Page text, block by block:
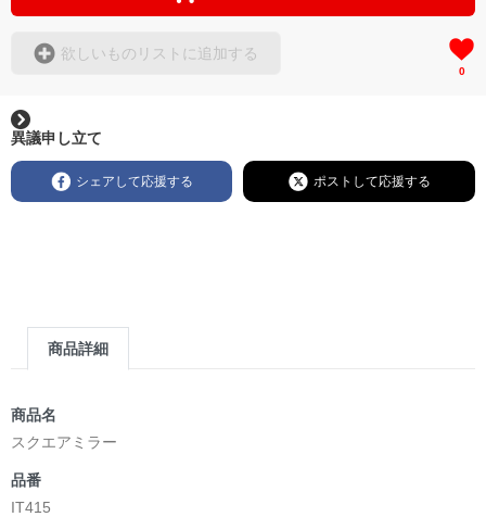
欲しいものリストに追加する
0
異議申し立て
シェアして応援する ポストして応援する
商品詳細
商品名
スクエアミラー
品番
IT415